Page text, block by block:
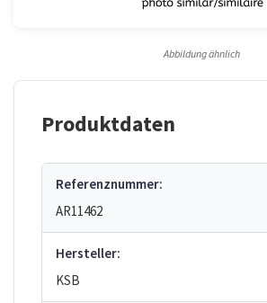
Abbildung ähnlich
Produktdaten
Referenznummer:
AR11462
Hersteller:
KSB